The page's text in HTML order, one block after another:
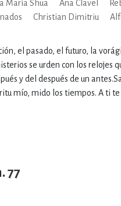
María Shua Ana Clavel
Christian Dimitriu
el pasado, el futuro, la
se urden con los relojes
y del después de un
mío, mido los tiempos. A ti te
77